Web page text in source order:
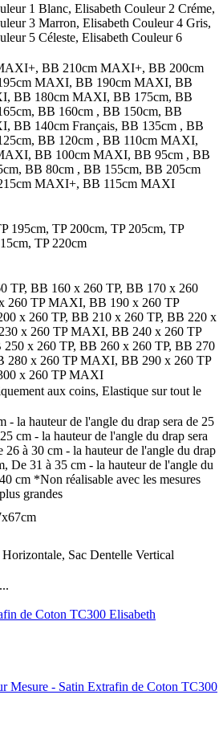
1 Blanc, Elisabeth Couleur 2 Créme,
3 Marron, Elisabeth Couleur 4 Gris,
5 Céleste, Elisabeth Couleur 6
BB 210cm MAXI+, BB 200cm
MAXI, BB 190cm MAXI, BB
BB 180cm MAXI, BB 175cm, BB
BB 160cm , BB 150cm, BB
BB 140cm Français, BB 135cm , BB
BB 120cm , BB 110cm MAXI,
BB 100cm MAXI, BB 95cm , BB
BB 80cm , BB 155cm, BB 205cm
MAXI+, BB 115cm MAXI
195cm, TP 200cm, TP 205cm, TP
TP 220cm
TP, BB 160 x 260 TP, BB 170 x 260
260 TP MAXI, BB 190 x 260 TP
x 260 TP, BB 210 x 260 TP, BB 220 x
x 260 TP MAXI, BB 240 x 260 TP
250 x 260 TP, BB 260 x 260 TP, BB 270
280 x 260 TP MAXI, BB 290 x 260 TP
x 260 TP MAXI
aux coins, Elastique sur tout le
- la hauteur de l'angle du drap sera de 25
cm - la hauteur de l'angle du drap sera
26 à 30 cm - la hauteur de l'angle du drap
De 31 à 35 cm - la hauteur de l'angle du
cm *Non réalisable avec les mesures
grandes
Sac Dentelle Vertical
de Coton TC300 Elisabeth
Mesure - Satin Extrafin de Coton TC300